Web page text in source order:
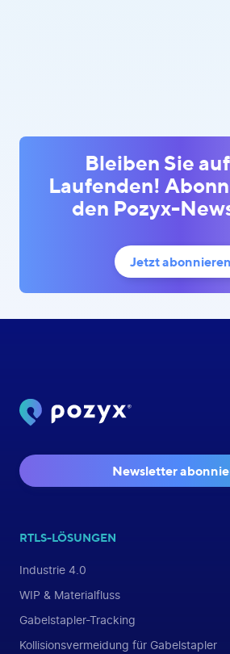
Bleiben Sie
Laufenden!
den Pozyx-
Jetzt abonnieren
Newsletter
RTLS-LÖSUNGEN
Industrie 4.0
WIP & Materialfluss
Gabelstapler-Tracking
Kollisionsvermeidung für Gabelstapler